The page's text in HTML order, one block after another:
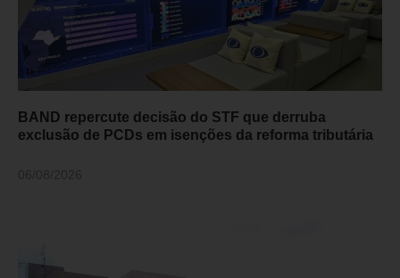
BAND repercute decisão do STF que derruba
exclusão de PCDs em isenções da reforma tributária